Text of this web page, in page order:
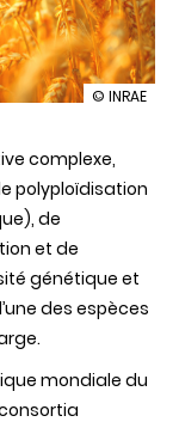
illustration
blés
modernes
révélée
© INRAE
complexe,
polyploïdisation
, de
et de
génétique et
des espèces
mondiale du